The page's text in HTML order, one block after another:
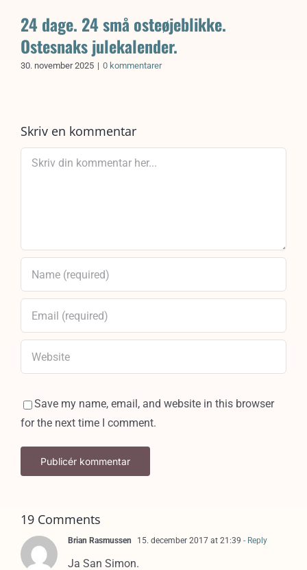
24 dage. 24 små osteøjeblikke.
Ostesnaks julekalender.
30. november 2025 | 0 kommentarer
19 Comments
Brian Rasmussen 15. december 2017 at 21:39 - Reply
Ja San Simon.
Skriv en kommentar
Comment
Save my name, email, and website in this browser
for the next time I comment.